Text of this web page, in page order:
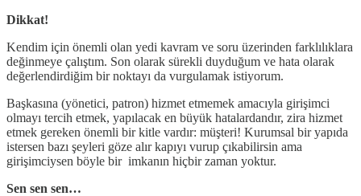
Dikkat!
Kendim için önemli olan yedi kavram ve soru üzerinden farklılıklara
değinmeye çalıştım. Son olarak sürekli duyduğum ve hata olarak
değerlendirdiğim bir noktayı da vurgulamak istiyorum.
Başkasına (yönetici, patron) hizmet etmemek amacıyla girişimci
olmayı tercih etmek, yapılacak en büyük hatalardandır, zira hizmet
etmek gereken önemli bir kitle vardır: müşteri! Kurumsal bir yapıda
istersen bazı şeyleri göze alır kapıyı vurup çıkabilirsin ama
girişimciysen böyle bir imkanın hiçbir zaman yoktur.
Sen sen sen…